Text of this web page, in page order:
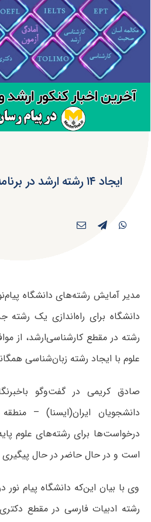
ایجاد ۱۴ رشته ارشد در برنامه پیام‌نور خوزستان
مدیر آمایش رشته‌های دانشگاه
رشته در مقطع کارشناسی‌ارشد، از
علوم با ایجاد رشته زبان‌شناسی
صادق کریمی در گفت‌وگو
دانشجویان ایران(ایسنا) –
درخواست‌ها برای رشته‌های علوم
است و در حال حاضر در حال
وی با بیان این‌که دانشگاه پیام نور
رشته ادبیات فارسی در مقطع